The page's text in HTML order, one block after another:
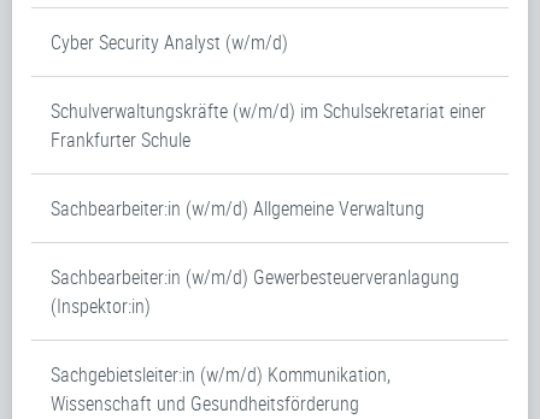
Cyber Security Analyst (w/m/d)
Schulverwaltungskräfte (w/m/d) im Schulsekretariat einer
Frankfurter Schule
Sachbearbeiter:in (w/m/d) Allgemeine Verwaltung
Sachbearbeiter:in (w/m/d) Gewerbesteuerveranlagung
(Inspektor:in)
Sachgebietsleiter:in (w/m/d) Kommunikation,
Wissenschaft und Gesundheitsförderung